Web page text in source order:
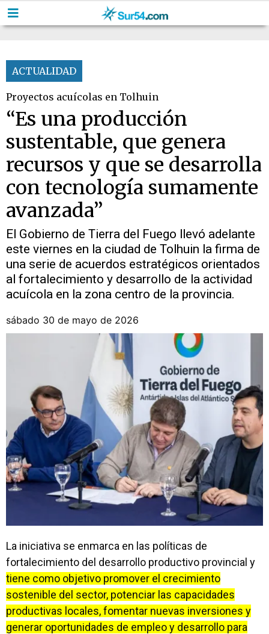
ACTUALIDAD
Proyectos acuícolas en Tolhuin
“Es una producción
sustentable, que genera
recursos y que se desarrolla
con tecnología sumamente
avanzada”
El Gobierno de Tierra del Fuego llevó adelante
este viernes en la ciudad de Tolhuin la firma de
una serie de acuerdos estratégicos orientados
al fortalecimiento y desarrollo de la actividad
acuícola en la zona centro de la provincia.
sábado 30 de mayo de 2026
La iniciativa se enmarca en las políticas de
fortalecimiento del desarrollo productivo provincial y
tiene como objetivo promover el crecimiento
sostenible del sector, potenciar las capacidades
productivas locales, fomentar nuevas inversiones y
generar oportunidades de empleo y desarrollo para